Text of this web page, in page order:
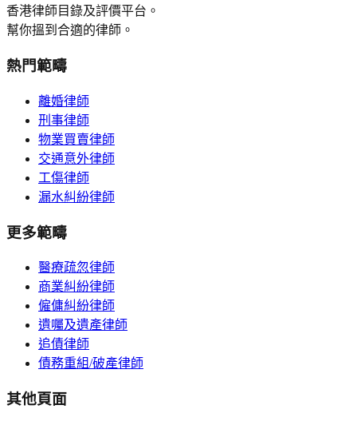
香港律師目錄及評價平台。
幫你搵到合適的律師。
熱門範疇
離婚律師
刑事律師
物業買賣律師
交通意外律師
工傷律師
漏水糾紛律師
更多範疇
醫療疏忽律師
商業糾紛律師
僱傭糾紛律師
遺囑及遺產律師
追債律師
債務重組/破產律師
其他頁面